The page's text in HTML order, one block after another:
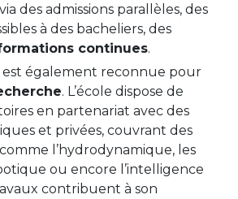
des admissions parallèles, des
à des bacheliers, des
continues.
est également reconnue pour
. L’école dispose de
en partenariat avec des
et privées, couvrant des
l’hydrodynamique, les
ou encore l’intelligence
contribuent à son